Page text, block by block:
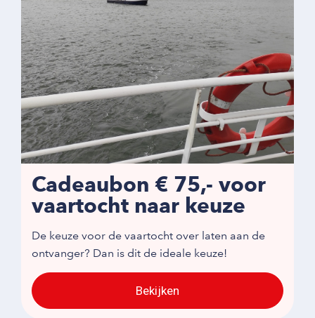
Cadeaubon € 75,- voor
vaartocht naar keuze
De keuze voor de vaartocht over laten aan de
ontvanger? Dan is dit de ideale keuze!
Bekijken